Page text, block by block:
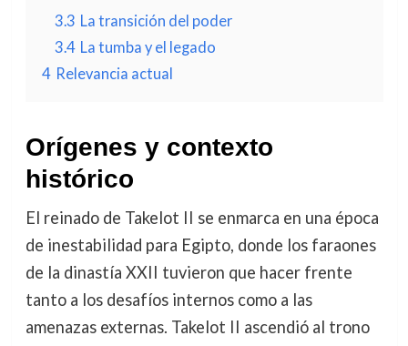
3.3 La transición del poder
3.4 La tumba y el legado
4 Relevancia actual
Orígenes y contexto
histórico
El reinado de Takelot II se enmarca en una época
de inestabilidad para Egipto, donde los faraones
de la dinastía XXII tuvieron que hacer frente
tanto a los desafíos internos como a las
amenazas externas. Takelot II ascendió al trono